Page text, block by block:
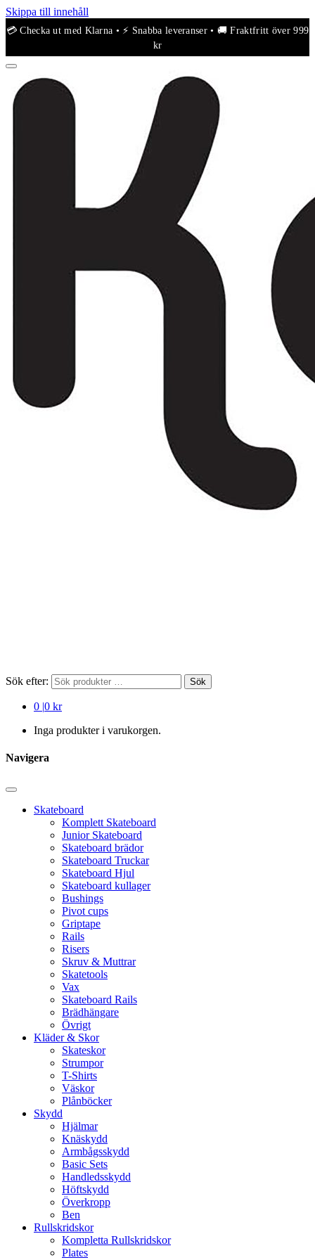
Skippa till innehåll
Sök efter: Sök
0 |0 kr
Inga produkter i varukorgen.
Navigera
Skateboard
Komplett Skateboard
Junior Skateboard
Skateboard brädor
Skateboard Truckar
Skateboard Hjul
Skateboard kullager
Bushings
Pivot cups
Griptape
Rails
Risers
Skruv & Muttrar
Skatetools
Vax
Skateboard Rails
Brädhängare
Övrigt
Kläder & Skor
Skateskor
Strumpor
T-Shirts
Väskor
Plånböcker
Skydd
Hjälmar
Knäskydd
Armbågsskydd
Basic Sets
Handledsskydd
Höftskydd
Överkropp
Ben
Rullskridskor
Kompletta Rullskridskor
Plates